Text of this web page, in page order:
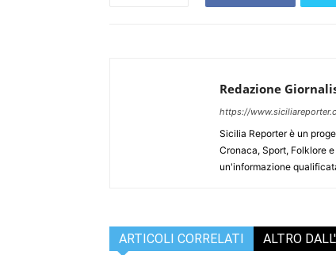
Redazione
https://
Sicilia Reporter è un
Cronaca, Sport, Folklore
un'informazione
ARTICOLI CORRELATI ALTRO